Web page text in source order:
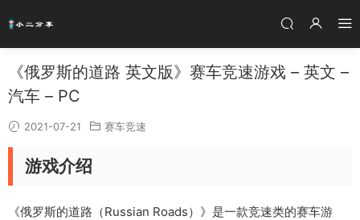
《俄罗斯的道路 英文版》赛车竞速游戏 – 英文 –
汽车 – PC
2021-07-21 赛车竞速
游戏介绍
《俄罗斯的道路（Russian Roads）》是一款竞速类的赛车游